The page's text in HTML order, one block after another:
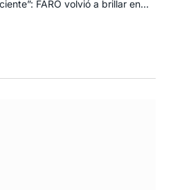
FARO volvió a brillar en